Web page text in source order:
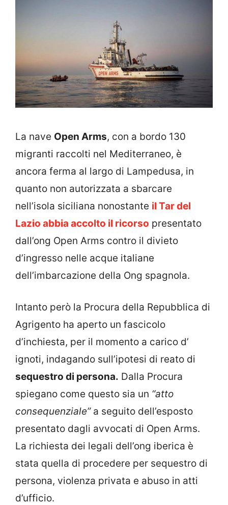
La nave Open Arms, con a bordo 130
migranti raccolti nel Mediterraneo, è
ancora ferma al largo di Lampedusa, in
quanto non autorizzata a sbarcare
nell’isola siciliana nonostante il Tar del
Lazio abbia accolto il ricorso presentato
dall’ong Open Arms contro il divieto
d’ingresso nelle acque italiane
dell’imbarcazione della Ong spagnola.
Intanto però la Procura della Repubblica di
Agrigento ha aperto un fascicolo
d’inchiesta, per il momento a carico d’
ignoti, indagando sull’ipotesi di reato di
sequestro di persona. Dalla Procura
spiegano come questo sia un “atto
consequenziale”a seguito dell’esposto
presentato dagli avvocati di Open Arms.
La richiesta dei legali dell’ong iberica è
stata quella di procedere per sequestro di
persona, violenza privata e abuso in atti
d’ufficio.